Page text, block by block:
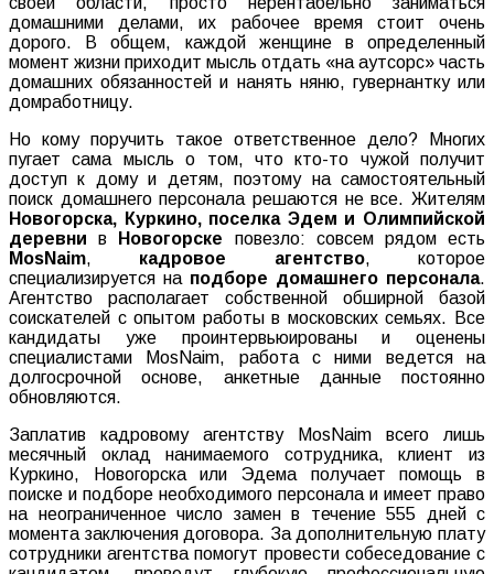
домашними делами, их рабочее время стоит очень
дорого. В общем, каждой женщине в определенный
момент жизни приходит мысль отдать «на аутсорс» часть
домашних обязанностей и нанять няню, гувернантку или
домработницу.
Но кому поручить такое ответственное дело? Многих
пугает сама мысль о том, что кто-то чужой получит
доступ к дому и детям, поэтому на самостоятельный
поиск домашнего персонала решаются не все. Жителям
Новогорска, Куркино, поселка Эдем и Олимпийской
деревни в Новогорске повезло: совсем рядом есть
MosNaim, кадровое агентство, которое
специализируется на подборе домашнего персонала.
Агентство располагает собственной обширной базой
соискателей с опытом работы в московских семьях. Все
кандидаты уже проинтервьюированы и оценены
специалистами MosNaim, работа с ними ведется на
долгосрочной основе, анкетные данные постоянно
обновляются.
Заплатив кадровому агентству MosNaim всего лишь
месячный оклад нанимаемого сотрудника, клиент из
Куркино, Новогорска или Эдема получает помощь в
поиске и подборе необходимого персонала и имеет право
на неограниченное число замен в течение 555 дней с
момента заключения договора. За дополнительную плату
сотрудники агентства помогут провести собеседование с